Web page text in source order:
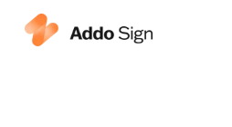
Miksi Addo Sign